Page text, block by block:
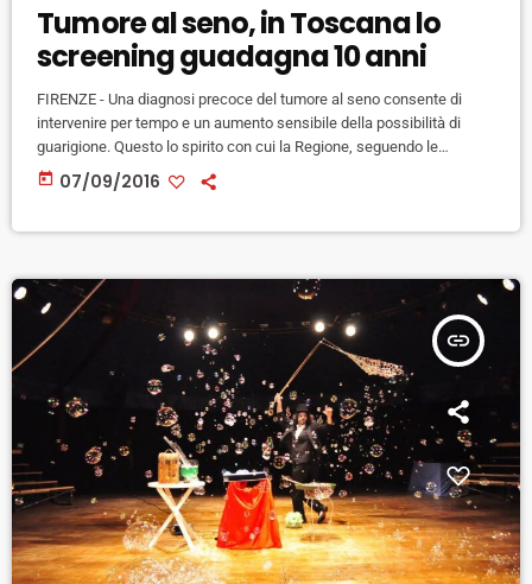
Tumore al seno, in Toscana lo
screening guadagna 10 anni
FIRENZE - Una diagnosi precoce del tumore al seno consente di
intervenire per tempo e un aumento sensibile della possibilità di
guarigione. Questo lo spirito con cui la Regione, seguendo le
indicazioni degli studiosi e del ministero della salute, ha deciso di
estendere la fascia di età per la quale è indicato lo screening
today 07/09/2016
insert_link